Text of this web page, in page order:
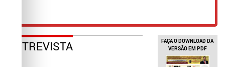
ENTREVISTA
FAÇA O DOWNLOAD DA
VERSÃO EM PDF